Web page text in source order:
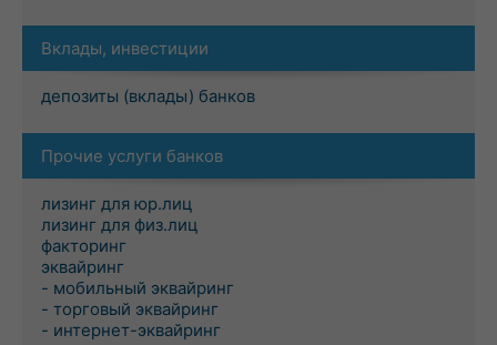
Вклады, инвестиции
депозиты (вклады) банков
Прочие услуги банков
лизинг для юр.лиц
лизинг для физ.лиц
факторинг
эквайринг
- мобильный эквайринг
- торговый эквайринг
- интернет-эквайринг